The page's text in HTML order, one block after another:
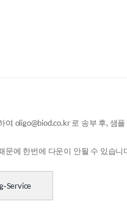
여 oligo@biod.co.kr 로 송부 후, 샘
문에 한번에 다운이 안될 수 있습
Service